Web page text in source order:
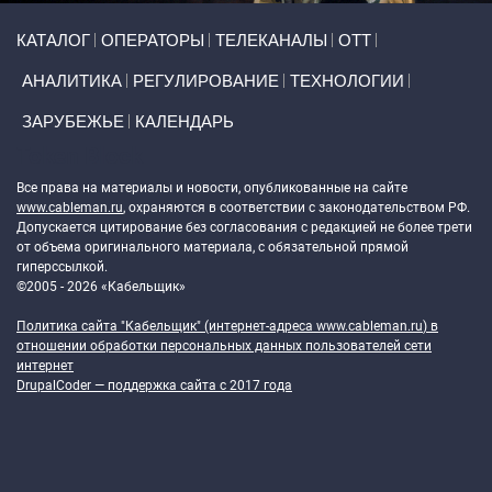
КАТАЛОГ ОПЕРАТОРЫ ТЕЛЕКАНАЛЫ ОТТ
АНАЛИТИКА РЕГУЛИРОВАНИЕ ТЕХНОЛОГИИ
ЗАРУБЕЖЬЕ КАЛЕНДАРЬ
Все права на материалы и новости, опубликованные на сайте
www.cableman.ru, охраняются в соответствии с законодательством РФ.
Допускается цитирование без согласования с редакцией не более трети
от объема оригинального материала, с обязательной прямой
гиперссылкой.
©2005 - 2026 «Кабельщик»
Политика сайта "Кабельщик" (интернет-адреса www.cableman.ru) в
отношении обработки персональных данных пользователей сети
интернет
DrupalCoder — поддержка сайта c 2017 года